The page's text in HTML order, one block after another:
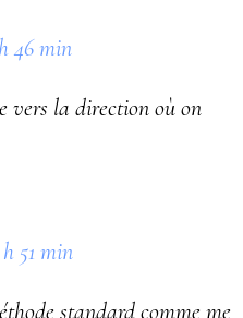
46 min
vers la direction où on
51 min
standard comme me